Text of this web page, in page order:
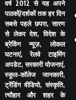
वर्ष 2012 से यह अपने
पाठकों/दर्शकों तक हर दिन
सबसे पहले छपरा, सारण
से लेकर देश, विदेश के
ब्रेकिंग न्यूज़, लोकल
घटनाएं, रेलवे टाइमिंग
अपडेट, सरकारी योजनाएं,
स्कूल-कॉलेज जानकारी,
ट्रेंडिंग वीडियो, संस्कृति,
त्यौहार और शहर के